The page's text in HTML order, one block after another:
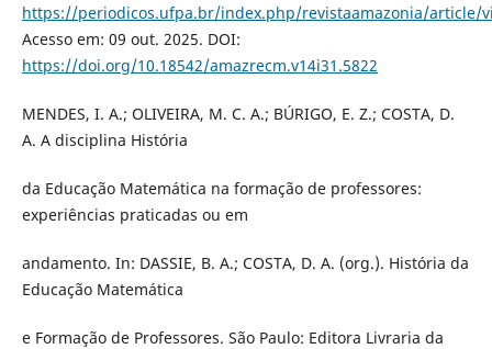
https://periodicos.ufpa.br/index.php/revistaamazonia/article/
Acesso em: 09 out. 2025. DOI:
https://doi.org/10.18542/amazrecm.v14i31.5822
MENDES, I. A.; OLIVEIRA, M. C. A.; BÚRIGO, E. Z.; COSTA, D.
A. A disciplina História
da Educação Matemática na formação de professores:
experiências praticadas ou em
andamento. In: DASSIE, B. A.; COSTA, D. A. (org.). História da
Educação Matemática
e Formação de Professores. São Paulo: Editora Livraria da